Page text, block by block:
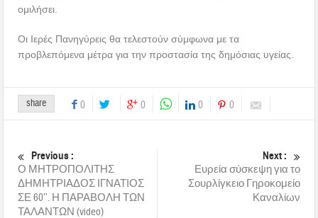
ομιλήσει.
Οι Ιερές Πανηγύρεις θα τελεστούν σύμφωνα με τα
προβλεπόμενα μέτρα για την προστασία της δημόσιας υγείας.
share 0 0 0 0
Previous :
Ο ΜΗΤΡΟΠΟΛΙΤΗΣ
ΔΗΜΗΤΡΙΑΔΟΣ ΙΓΝΑΤΙΟΣ
ΣΕ 60’’. Η ΠΑΡΑΒΟΛΗ ΤΩΝ
ΤΑΛΑΝΤΩΝ (video)
Next :
Ευρεία σύσκεψη για το
Σουρλίγκειο Γηροκομείο
Καναλίων